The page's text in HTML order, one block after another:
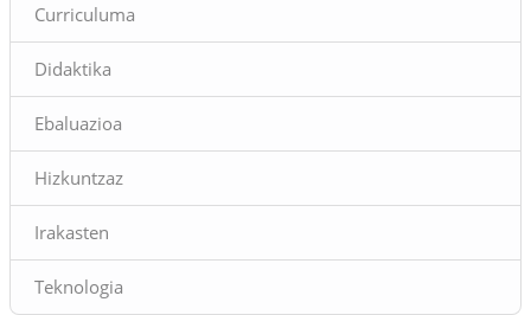
Curriculuma
Didaktika
Ebaluazioa
Hizkuntzaz
Irakasten
Teknologia